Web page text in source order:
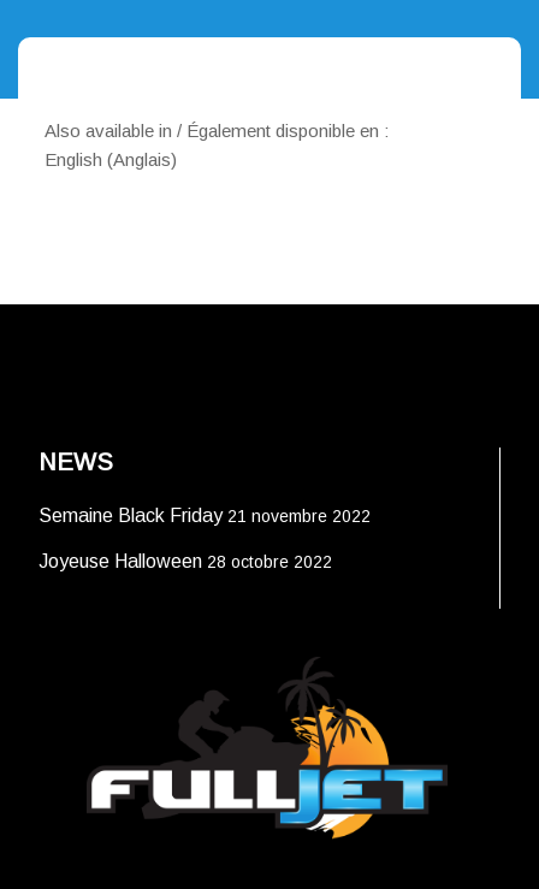
Also available in / Également disponible en :
English (Anglais)
NEWS
Semaine Black Friday 21 novembre 2022
Joyeuse Halloween 28 octobre 2022